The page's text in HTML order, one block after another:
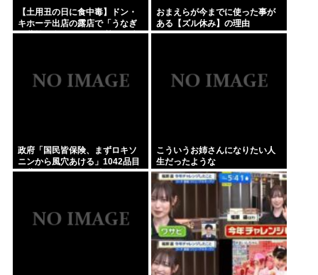
【土用丑の日に食中毒】ドン・
キホーテ出店の露店で「うなぎ
の蒲焼」食べ14人が発熱や下痢
おまえらが今までに使った事が
ある【ズル休み】の理由
政府「国民皆保険、まずロキソ
ニンから風穴あける」1042品目
の薬価4分の1を保険適用外で財
こういうお姉さんになりたい人
生だったような